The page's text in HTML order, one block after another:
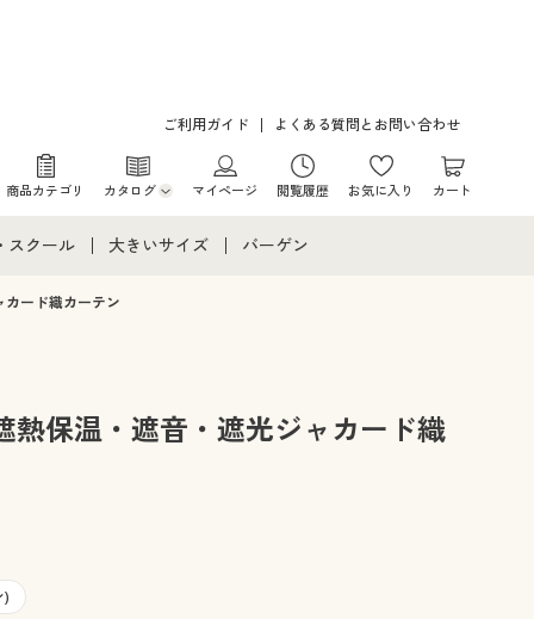
ご利用ガイド よくある質問とお問い合わせ
商品カテゴリ カタログ
カタログ・チラシからのご注文
マイページ 閲覧履歴 お気に入り カート
スクール
スクールすべて
ア・ティーンズ下着
大きいサイズ
大きいサイズ通販すべて
大きいサイズ レディース下着
バーゲン
ード織カーテン
熱保温・遮音・遮光ジャカード織
)